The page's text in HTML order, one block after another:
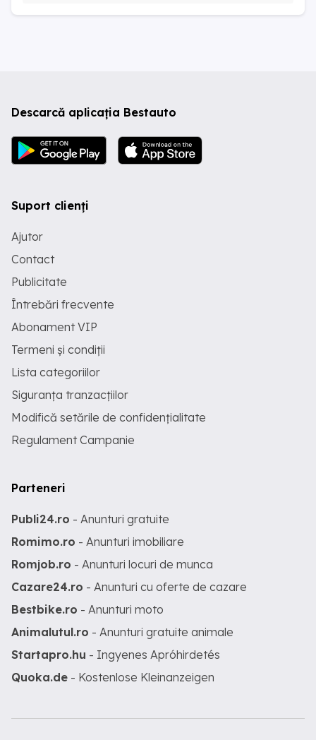
Descarcă aplicația Bestauto
Suport clienți
Ajutor
Contact
Publicitate
Întrebări frecvente
Abonament VIP
Termeni și condiții
Lista categoriilor
Siguranța tranzacțiilor
Modifică setările de confidențialitate
Regulament Campanie
Parteneri
Publi24.ro - Anunturi gratuite
Romimo.ro - Anunturi imobiliare
Romjob.ro - Anunturi locuri de munca
Cazare24.ro - Anunturi cu oferte de cazare
Bestbike.ro - Anunturi moto
Animalutul.ro - Anunturi gratuite animale
Startapro.hu - Ingyenes Apróhirdetés
Quoka.de - Kostenlose Kleinanzeigen